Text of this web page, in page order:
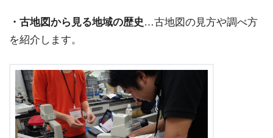
・古地図から見る地域の歴史 …古地図の見方や調べ方
を紹介します。